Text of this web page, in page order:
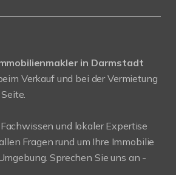
in Darmstadt
Verkauf und bei der Vermietung
und lokaler Expertise
Fragen rund um Ihre Immobilie
Sprechen Sie uns an -